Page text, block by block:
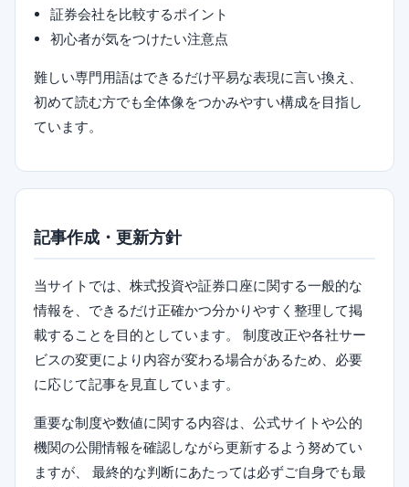
証券会社を比較するポイント
初心者が気をつけたい注意点
難しい専門用語はできるだけ平易な表現に言い換え、
初めて読む方でも全体像をつかみやすい構成を目指し
ています。
記事作成・更新方針
当サイトでは、株式投資や証券口座に関する一般的な
情報を、できるだけ正確かつ分かりやすく整理して掲
載することを目的としています。 制度改正や各社サー
ビスの変更により内容が変わる場合があるため、必要
に応じて記事を見直しています。
重要な制度や数値に関する内容は、公式サイトや公的
機関の公開情報を確認しながら更新するよう努めてい
ますが、 最終的な判断にあたっては必ずご自身でも最